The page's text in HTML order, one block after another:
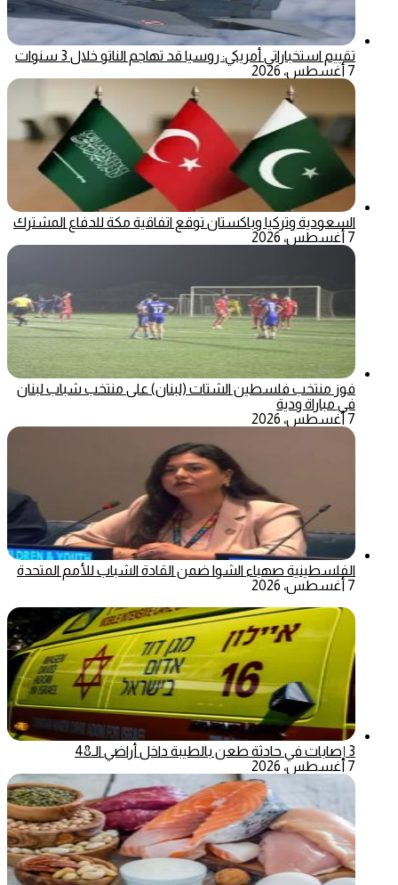
تقييم استخباراتي أمريكي: روسيا قد تهاجم الناتو خلال 3 سنوات
7 أغسطس، 2026
السعودية وتركيا وباكستان توقع اتفاقية مكة للدفاع المشترك
7 أغسطس، 2026
فوز منتخب فلسطين الشتات (لبنان) على منتخب شباب لبنان
في مباراة ودية
7 أغسطس، 2026
الفلسطينية صهباء الشوا ضمن القادة الشباب للأمم المتحدة
7 أغسطس، 2026
3 إصابات في حادثة طعن بالطيبة داخل أراضي الـ48
7 أغسطس، 2026